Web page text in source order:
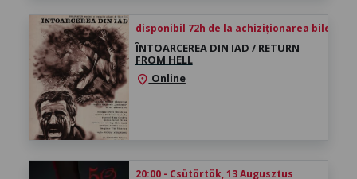
disponibil 72h de la achiziționarea biletului
ÎNTOARCEREA DIN IAD / RETURN
FROM HELL
location_on Online
20:00 - Csütörtök, 13 Augusztus